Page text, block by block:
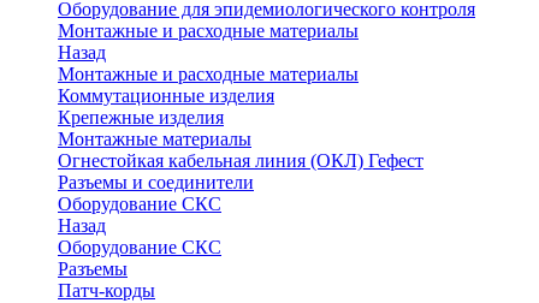
Оборудование для эпидемиологического контроля
Монтажные и расходные материалы
Назад
Монтажные и расходные материалы
Коммутационные изделия
Крепежные изделия
Монтажные материалы
Огнестойкая кабельная линия (ОКЛ) Гефест
Разъемы и соединители
Оборудование СКС
Назад
Оборудование СКС
Разъемы
Патч-корды